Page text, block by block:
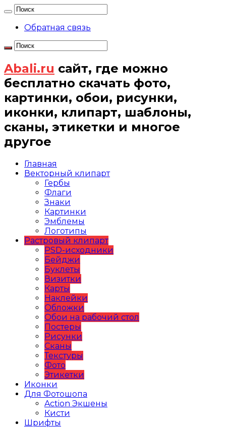
Обратная связь
Abali.ru сайт, где можно
бесплатно скачать фото,
картинки, обои, рисунки,
иконки, клипарт, шаблоны,
сканы, этикетки и многое
другое
Главная
Векторный клипарт
Гербы
Флаги
Знаки
Картинки
Эмблемы
Логотипы
Растровый клипарт
PSD-исходники
Бейджи
Буклеты
Визитки
Карты
Наклейки
Обложки
Обои на рабочий стол
Постеры
Рисунки
Сканы
Текстуры
Фото
Этикетки
Иконки
Для Фотошопа
Action Экшены
Кисти
Шрифты